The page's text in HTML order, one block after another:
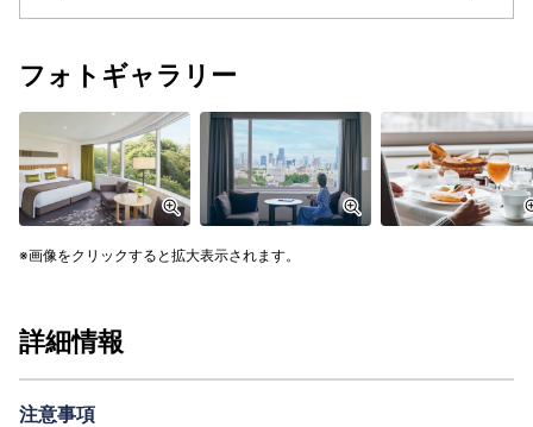
フォトギャラリー
画像をクリックすると拡大表示されます。
詳細情報
注意事項